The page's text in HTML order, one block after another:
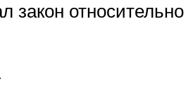
закон относительно